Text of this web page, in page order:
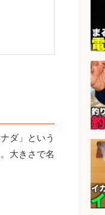
ダ」という
大きさで名